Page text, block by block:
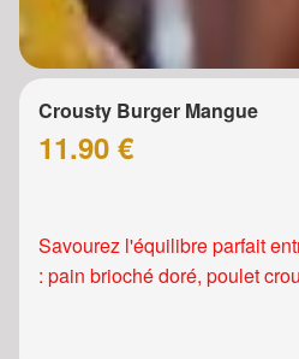
Crousty Burger Mangue
11.90 €
Savourez l'équilibre parfait
: pain brioché doré, poulet